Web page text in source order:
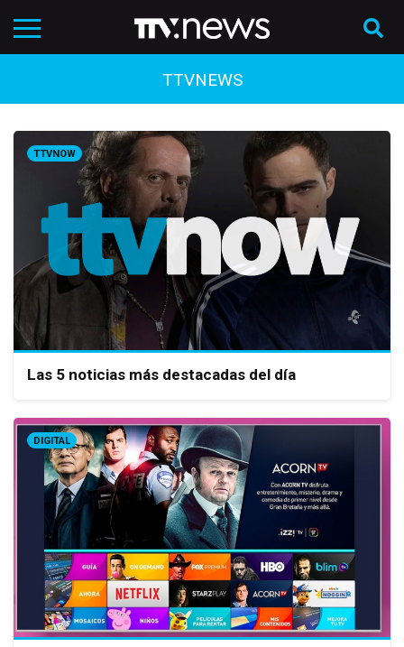
TTVNEWS
TTVNOW
Las 5 noticias más destacadas del día
DIGITAL